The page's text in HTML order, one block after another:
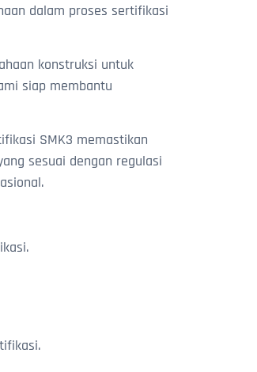
dalam proses sertifikasi
konstruksi untuk
siap membantu
SMK3 memastikan
sesuai dengan regulasi